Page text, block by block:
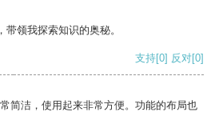
领我探索知识的奥秘。
支持[0] 反对[0]
简洁，使用起来非常方便。功能的布局也